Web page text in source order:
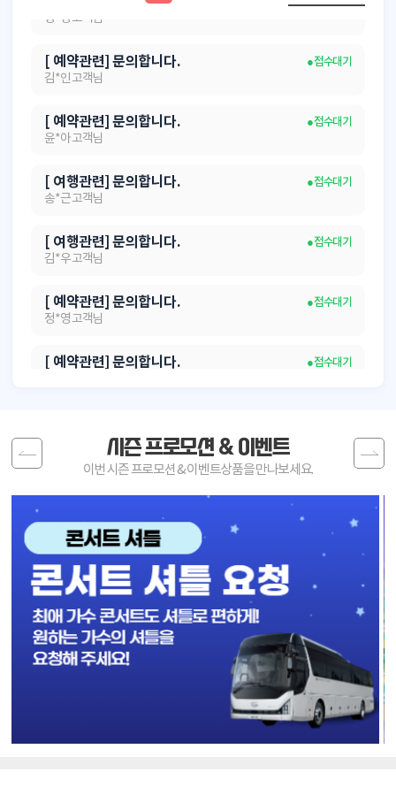
[ 예약관련] 문의합니다.
김*인 고객님
[ 예약관련] 문의합니다.
윤*아 고객님
[ 여행관련] 문의합니다.
송*근 고객님
[ 여행관련] 문의합니다.
김*우 고객님
[ 예약관련] 문의합니다.
정*영 고객님
[ 예약관련] 문의합니다.
김*인 고객님
시즌 프로모션 & 이벤트
이번 시즌 프로모션 & 이벤트상품을 만나보세요.
Previous Next